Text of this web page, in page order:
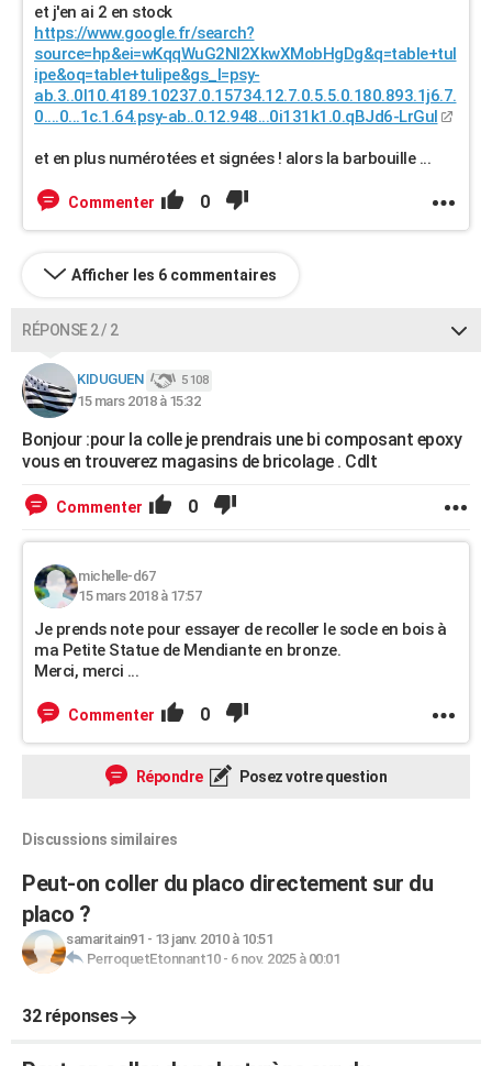
et j'en ai 2 en stock
https://www.google.fr/search?
source=hp&ei=wKqqWuG2NI2XkwXMobHgDg&q=table+tul
ipe&oq=table+tulipe&gs_l=psy-
ab.3..0l10.4189.10237.0.15734.12.7.0.5.5.0.180.893.1j6.7.
0....0...1c.1.64.psy-ab..0.12.948...0i131k1.0.qBJd6-LrGuI
et en plus numérotées et signées ! alors la barbouille ...
Commenter 0
Afficher les 6 commentaires
RÉPONSE 2 / 2
KIDUGUEN 5 108
15 mars 2018 à 15:32
Bonjour :pour la colle je prendrais une bi composant epoxy
vous en trouverez magasins de bricolage . Cdlt
Commenter 0
michelle-d67
15 mars 2018 à 17:57
Je prends note pour essayer de recoller le socle en bois à
ma Petite Statue de Mendiante en bronze.
Merci, merci ...
Commenter 0
Répondre Posez votre question
Discussions similaires
Peut-on coller du placo directement sur du
placo ?
samaritain91 - 13 janv. 2010 à 10:51
PerroquetEtonnant10- 6 nov. 2025 à 00:01
32 réponses